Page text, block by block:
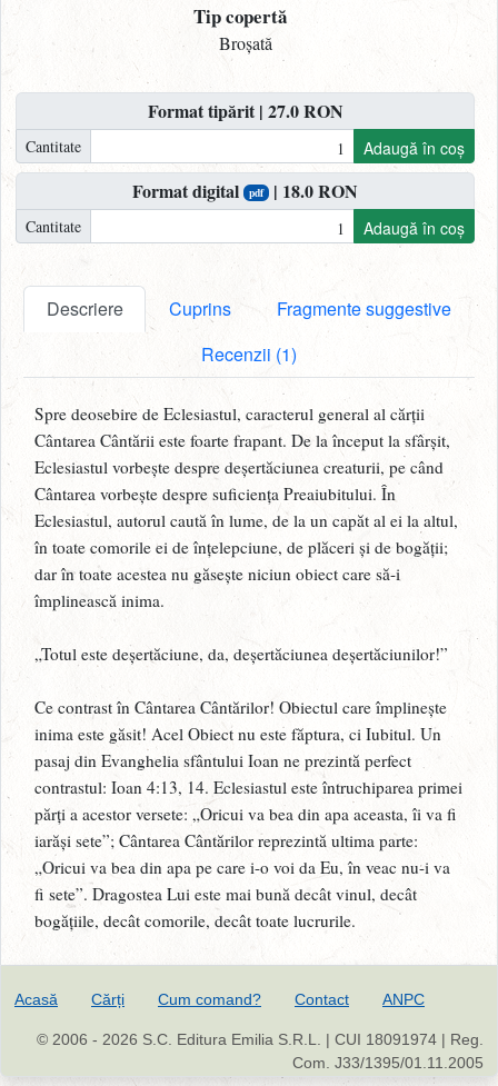
Tip copertă
Broșată
Format tipărit | 27.0 RON
Cantitate Adaugă în coș
Format digital pdf | 18.0 RON
Cantitate Adaugă în coș
Descriere Cuprins
Fragmente suggestive
Recenzii (1)
Spre deosebire de Eclesiastul, caracterul general al cărții
Cântarea Cântării este foarte frapant. De la început la sfârșit,
Eclesiastul vorbește despre deșertăciunea creaturii, pe când
Cântarea vorbește despre suficiența Preaiubitului. În
Eclesiastul, autorul caută în lume, de la un capăt al ei la altul,
în toate comorile ei de înțelepciune, de plăceri și de bogății;
dar în toate acestea nu găsește niciun obiect care să-i
împlinească inima.
„Totul este deșertăciune, da, deșertăciunea deșertăciunilor!”
Ce contrast în Cântarea Cântărilor! Obiectul care împlinește
inima este găsit! Acel Obiect nu este făptura, ci Iubitul. Un
pasaj din Evanghelia sfântului Ioan ne prezintă perfect
contrastul: Ioan 4:13, 14. Eclesiastul este întruchiparea primei
părți a acestor versete: „Oricui va bea din apa aceasta, îi va fi
iarăși sete”; Cântarea Cântărilor reprezintă ultima parte:
„Oricui va bea din apa pe care i-o voi da Eu, în veac nu-i va
fi sete”. Dragostea Lui este mai bună decât vinul, decât
bogățiile, decât comorile, decât toate lucrurile.
Acasă Cărți Cum comand? Contact ANPC
© 2006 - 2026 S.C. Editura Emilia S.R.L. | CUI 18091974 | Reg.
Com. J33/1395/01.11.2005